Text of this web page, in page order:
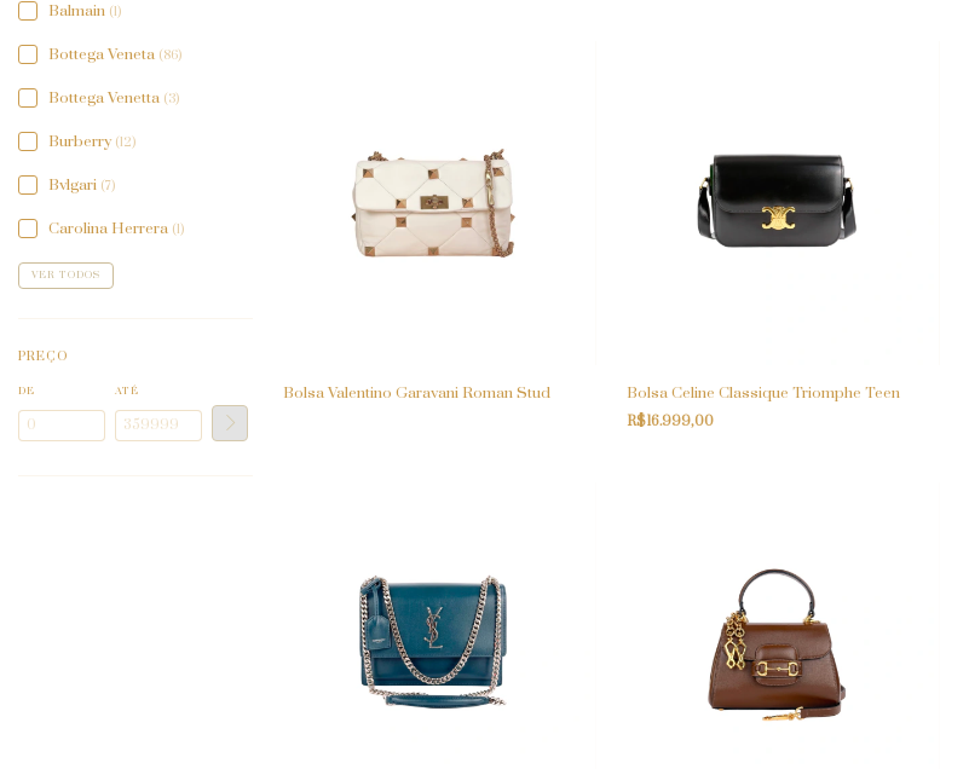
Balmain (1)
Bottega Veneta (86)
Bottega Venetta (3)
Burberry (12)
Bvlgari (7)
Carolina Herrera (1)
VER TODOS
PREÇO
DE ATÉ Bolsa Valentino Garavani Roman Stud Bolsa Celine Classique Triomphe Teen
R$16.999,00